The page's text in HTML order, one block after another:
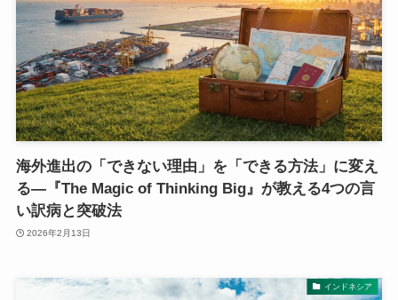
海外進出の「できない理由」を「できる方法」に変え
る—『The Magic of Thinking Big』が教える4つの言
い訳病と突破法
2026年2月13日
インドネシア